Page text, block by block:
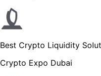
Best Crypto Liquidity
Crypto Expo Dubai